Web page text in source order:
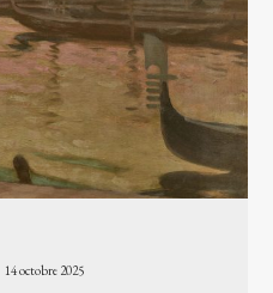
14 octobre 2025